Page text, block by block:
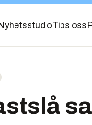
NyhetsstudioTips oss